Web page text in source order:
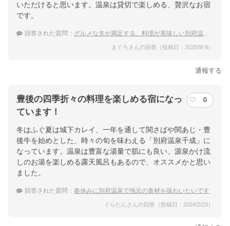
いただけると思います。温泉は貸切で楽しめる、贅沢なお宿
です。
回答された質問： グルメな夫が満足する、料理が美味しい別府温泉の温泉宿を教えて下さい。
まぐろさんの回答（投稿日：2025/9/ 8）
通報する
豊後の四季折々の料理を楽しめる宿になっ
ています！
0
冬はふぐ夏は城下カレイ、一年を通して関さばや関あじ・豊
後牛を始めとした、時々の旬を味わえる「別府温泉千成」に
なっています。温泉は豊富な湯量で肌にも良い、源泉かけ流
しのお湯を楽しめる露天風呂もあるので、オススメかと思い
ました。
回答された質問： 春休みに別府温泉で地元の食材を味わいたいです
ぐらたんさんの回答（投稿日：2024/2/23）